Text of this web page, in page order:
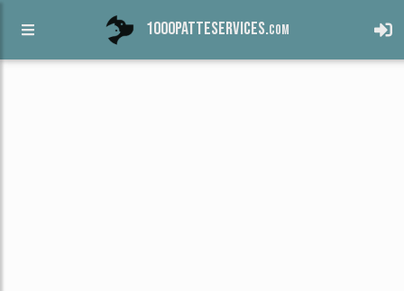
1000patteservices.com